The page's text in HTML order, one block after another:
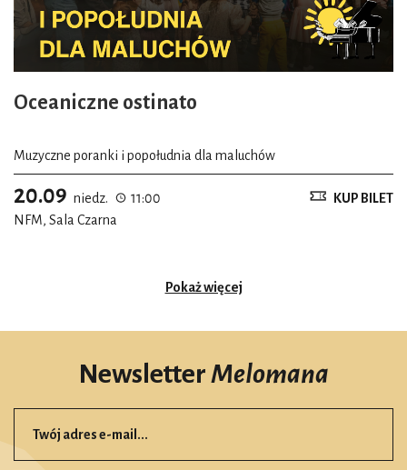
Oceaniczne ostinato
Muzyczne poranki i popołudnia dla maluchów
20.09 niedz.
11:00
NFM, Sala Czarna
KUP BILET
Pokaż więcej
NewsletterMelomana